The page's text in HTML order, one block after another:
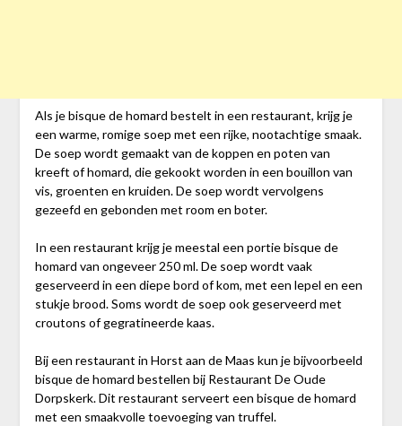
Als je bisque de homard bestelt in een restaurant, krijg je
een warme, romige soep met een rijke, nootachtige smaak.
De soep wordt gemaakt van de koppen en poten van
kreeft of homard, die gekookt worden in een bouillon van
vis, groenten en kruiden. De soep wordt vervolgens
gezeefd en gebonden met room en boter.
In een restaurant krijg je meestal een portie bisque de
homard van ongeveer 250 ml. De soep wordt vaak
geserveerd in een diepe bord of kom, met een lepel en een
stukje brood. Soms wordt de soep ook geserveerd met
croutons of gegratineerde kaas.
Bij een restaurant in Horst aan de Maas kun je bijvoorbeeld
bisque de homard bestellen bij Restaurant De Oude
Dorpskerk. Dit restaurant serveert een bisque de homard
met een smaakvolle toevoeging van truffel.